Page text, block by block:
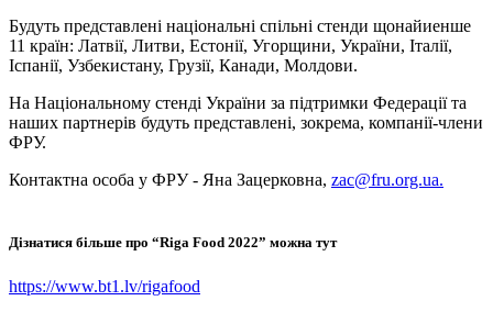
Будуть представлені національні спільні стенди щонайиенше
11 країн: Латвії, Литви, Естонії, Угорщини, України, Італії,
Іспанії, Узбекистану, Грузії, Канади, Молдови.
На Національному стенді України за підтримки Федерації та
наших партнерів будуть представлені, зокрема, компанії-члени
ФРУ.
Контактна особа у ФРУ - Яна Зацерковна, zac@fru.org.ua.
Дізнатися більше про “Riga Food 2022” можна тут
https://www.bt1.lv/rigafood